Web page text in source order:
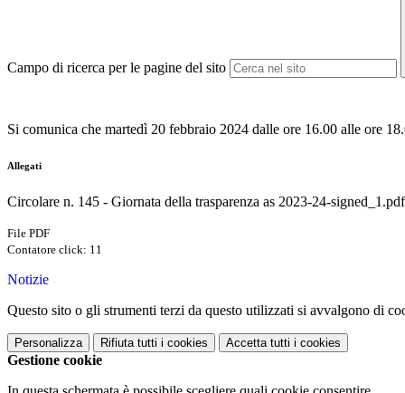
Campo di ricerca per le pagine del sito
Si comunica che martedì 20 febbraio 2024 dalle ore 16.00 alle ore
Allegati
Circolare n. 145 - Giornata della trasparenza as 2023-24-signed_1.pdf
File PDF
Contatore click: 11
Notizie
Questo sito o gli strumenti terzi da questo utilizzati si avvalgono di
Personalizza Rifiuta tutti i cookies Accetta tutti i cookies
Gestione cookie